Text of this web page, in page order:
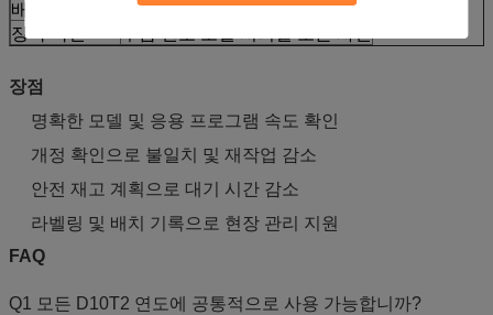
배송
수량 및 가용성에 따라 확인
장착 확인
장점
명확한 모델 및 응용 프로그램 속도 확인
개정 확인으로 불일치 및 재작업 감소
안전 재고 계획으로 대기 시간 감소
라벨링 및 배치 기록으로 현장 관리 지원
FAQ
Q1 모든 D10T2 연도에 공통적으로 사용 가능합니까?